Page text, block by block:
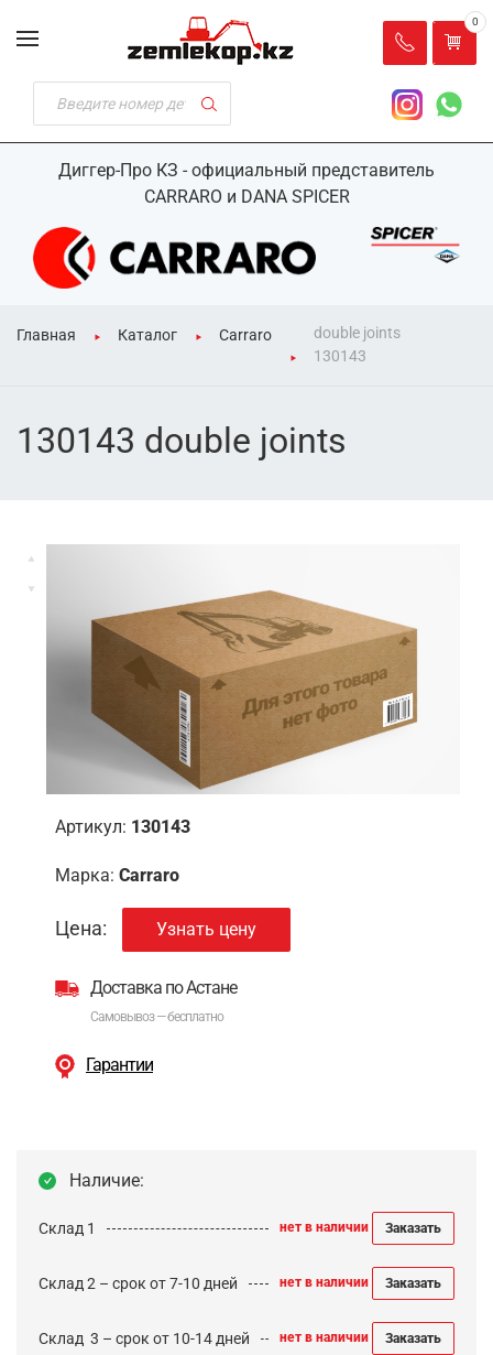
Диггер-Про КЗ - официальный представитель
CARRARO и DANA SPICER
0
Главная Каталог Carraro
double joints
130143
130143 double joints
Артикул: 130143
Марка: Carraro
Цена: Узнать цену
Доставка по Астане
Самовывоз — бесплатно
Гарантии
Наличие:
Склад 1 нет в наличии Заказать
Склад 2 – срок от 7-10 дней нет в наличии Заказать
Cклад 3 – срок от 10-14 дней нет в наличии Заказать